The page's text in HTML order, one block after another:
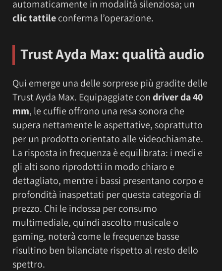
automaticamente in modalità silenziosa; un
clic tattileconferma l’operazione.
Trust Ayda Max: qualità audio
Qui emerge una delle sorprese più gradite delle
Trust Ayda Max. Equipaggiate condriver da 40
mm, le cuffie offrono una resa sonora che
supera nettamente le aspettative, soprattutto
per un prodotto orientato alle videochiamate.
La risposta in frequenza è equilibrata: i medi e
gli alti sono riprodotti in modo chiaro e
dettagliato, mentre i bassi presentano corpo e
profondità inaspettati per questa categoria di
prezzo. Chi le indossa per consumo
multimediale, quindi ascolto musicale o
gaming, noterà come le frequenze basse
risultino ben bilanciate rispetto al resto dello
spettro.